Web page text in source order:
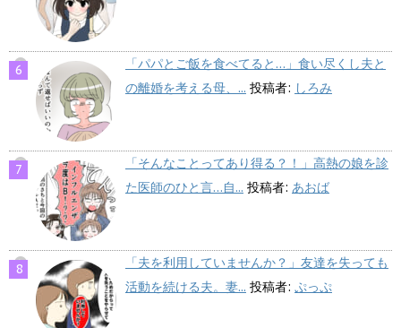
「パパとご飯を食べてると…」食い尽くし夫と
の離婚を考える母、... 投稿者: しろみ
「そんなことってあり得る？！」高熱の娘を診
た医師のひと言…自... 投稿者: あおば
「夫を利用していませんか？」友達を失っても
活動を続ける夫。妻... 投稿者: ぷっぷ